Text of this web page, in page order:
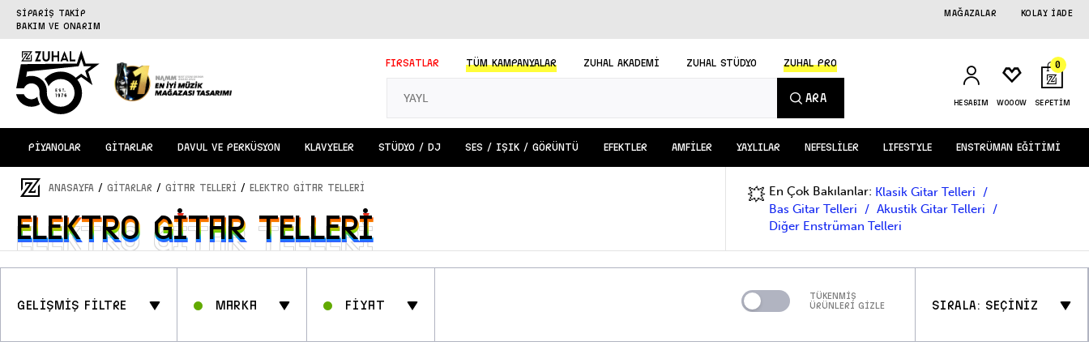
SİPARİŞ TAKİP
BAKIM VE ONARIM
KOLAY İADE
MAĞAZALAR
FIRSATLAR TÜMKAMPANYALAR ZUHAL AKADEMİ ZUHAL STÜDYO ZUHAL PRO
ARA HESABIM WOOOW
0
SEPETİM
PİYANOLAR GİTARLAR DAVUL VE PERKÜSYON KLAVYELER STÜDYO / DJ SES / IŞIK / GÖRÜNTÜ EFEKTLER AMFİLER YAYLILAR NEFESLİLER LIFESTYLE ENSTRÜMAN EĞİTİMİ
ANASAYFA / GİTARLAR / Gitar Telleri / Elektro Gitar Telleri
Elektro Gitar Telleri
Elektro Gitar Telleri
💥 En Çok Bakılanlar: Klasik Gitar Telleri
Bas Gitar Telleri
Akustik Gitar Telleri
Diğer Enstrüman Telleri
GELİŞMİŞ FİLTRE Marka Fİyat
TÜKENMİŞ
ÜRÜNLERİ GİZLE
SIRALA: SEÇİNİZ